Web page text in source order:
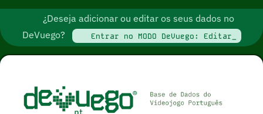
¿Deseja adicionar ou editar os seus dados no
DeVuego?
Entrar no MODO DeVuego: Editar_